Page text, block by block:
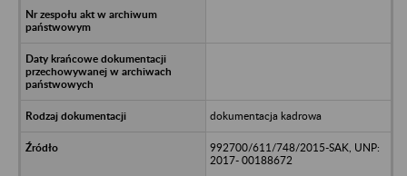
dokumentacja kadrowa
992700/611/748/2015-SAK, UNP:
2017- 00188672